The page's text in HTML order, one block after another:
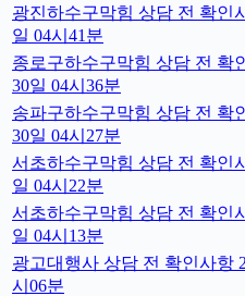
광진하수구막힘 상담 전 확인
일 04시41분
종로구하수구막힘 상담 전 확
30일 04시36분
송파구하수구막힘 상담 전 확
30일 04시27분
서초하수구막힘 상담 전 확인
일 04시22분
서초하수구막힘 상담 전 확인
일 04시13분
광고대행사 상담 전 확인사항
시06분